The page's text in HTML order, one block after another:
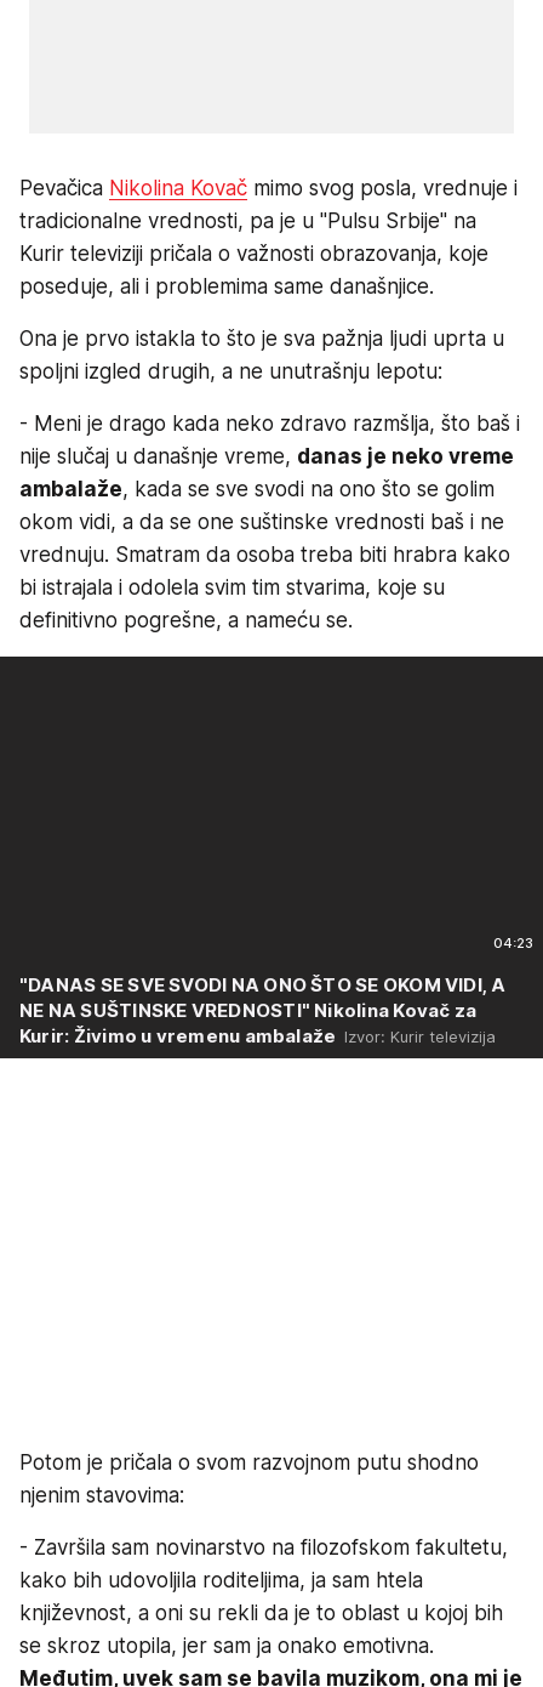
Pevačica Nikolina Kovač mimo svog posla, vrednuje i
tradicionalne vrednosti, pa je u "Pulsu Srbije" na
Kurir televiziji pričala o važnosti obrazovanja, koje
poseduje, ali i problemima same današnjice.
Ona je prvo istakla to što je sva pažnja ljudi uprta u
spoljni izgled drugih, a ne unutrašnju lepotu:
- Meni je drago kada neko zdravo razmšlja, što baš i
nije slučaj u današnje vreme, danas je neko vreme
ambalaže, kada se sve svodi na ono što se golim
okom vidi, a da se one suštinske vrednosti baš i ne
vrednuju. Smatram da osoba treba biti hrabra kako
bi istrajala i odolela svim tim stvarima, koje su
definitivno pogrešne, a nameću se.
04:23
"DANAS SE SVE SVODI NA ONO ŠTO SE OKOM VIDI, A
NE NA SUŠTINSKE VREDNOSTI" Nikolina Kovač za
Kurir: Živimo u vremenu ambalaže Izvor: Kurir televizija
Potom je pričala o svom razvojnom putu shodno
njenim stavovima:
- Završila sam novinarstvo na filozofskom fakultetu,
kako bih udovoljila roditeljima, ja sam htela
književnost, a oni su rekli da je to oblast u kojoj bih
se skroz utopila, jer sam ja onako emotivna.
Međutim, uvek sam se bavila muzikom, ona mi je